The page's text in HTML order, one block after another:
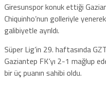
Giresunspor konuk ettiği
Chiquinho’nun golleriyle
galibiyetle ayrıldı.
Süper Lig’in 29. haftasında
Gaziantep FK’yı 2-1 mağlup
bir üç puanın sahibi oldu.